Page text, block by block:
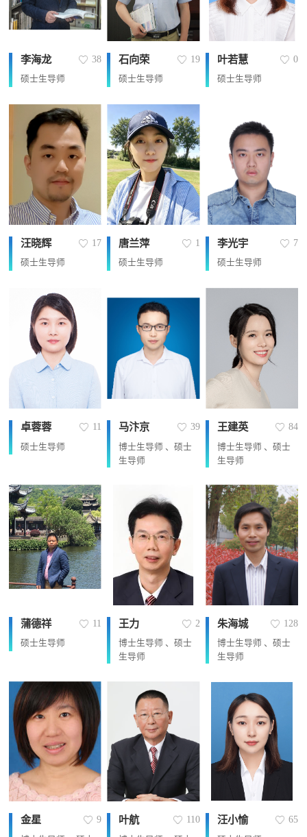
李海龙 38
硕士生导师
石向荣 19
硕士生导师
叶若慧 0
硕士生导师
汪晓辉 17
硕士生导师
唐兰萍 1
硕士生导师
李光宇 7
硕士生导师
卓蓉蓉 11
硕士生导师
马汴京 39
博士生导师 、硕士
生导师
王建英 84
博士生导师 、硕士
生导师
蒲德祥 11
硕士生导师
王力 2
博士生导师 、硕士
生导师
朱海城 128
博士生导师 、硕士
生导师
金星 9 叶航 110 汪小愉 65